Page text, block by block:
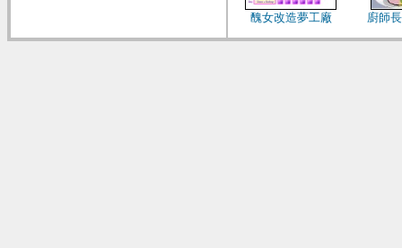
醜女改造夢工廠 廚師